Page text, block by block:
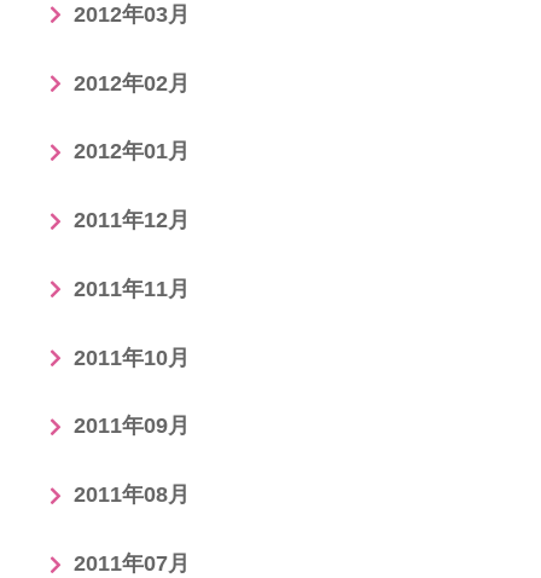
2012年03月
2012年02月
2012年01月
2011年12月
2011年11月
2011年10月
2011年09月
2011年08月
2011年07月